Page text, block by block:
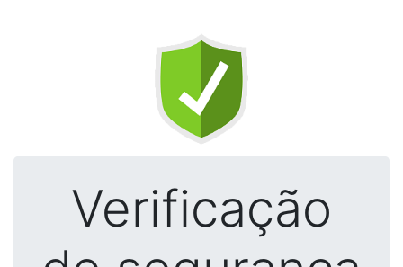
Verificação